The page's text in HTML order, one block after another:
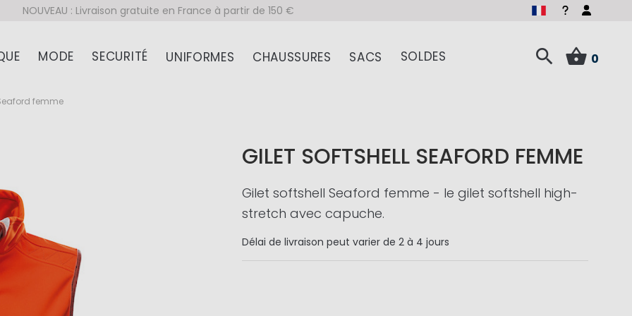
NOUVEAU : Livraison gratuite en France à partir de 150 €
MODE SECURITÉ UNIFORMES CHAUSSURES SACS SOLDES 0
femme
GILET SOFTSHELL SEAFORD FEMME
Gilet softshell Seaford femme - le gilet softshell high-
stretch avec capuche.
Délai de livraison peut varier de 2 à 4 jours